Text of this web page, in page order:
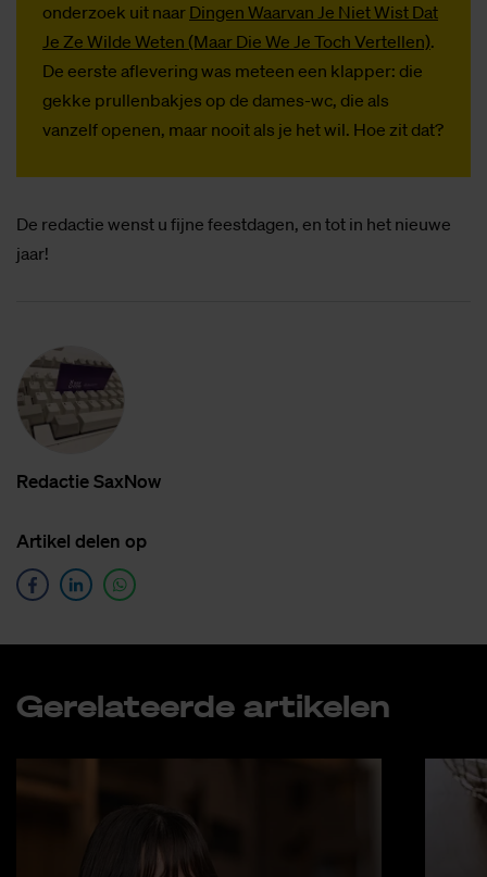
onderzoek uit naar Dingen Waarvan Je Niet Wist Dat
Je Ze Wilde Weten (Maar Die We Je Toch Vertellen).
De eerste aflevering was meteen een klapper: die
gekke prullenbakjes op de dames-wc, die als
vanzelf openen, maar nooit als je het wil. Hoe zit dat?
De redactie wenst u fijne feestdagen, en tot in het nieuwe
jaar!
Re­dac­tie SaxNow
Ar­ti­kel de­len op
Ge­re­la­teer­de ar­ti­ke­len